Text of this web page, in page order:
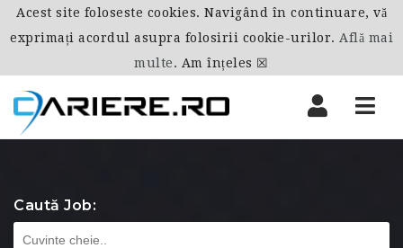
Caută Job:
Acest site foloseste cookies. Navigând în continuare, vă
exprimați acordul asupra folosirii cookie-urilor. Află mai
multe. Am înțeles ☒